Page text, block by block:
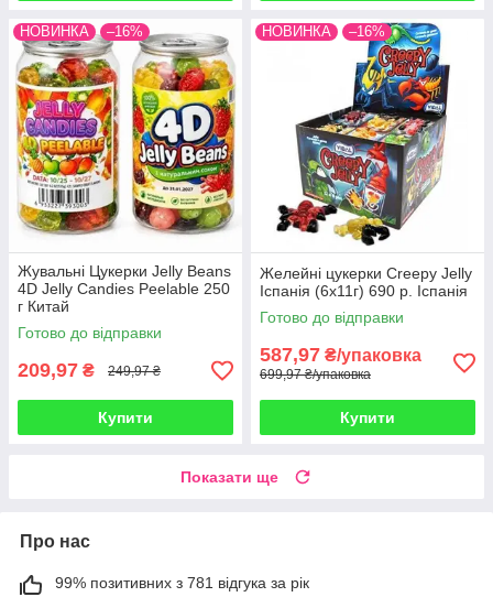
НОВИНКА –16%
Жувальні Цукерки Jelly Beans
4D Jelly Candies Peelable 250
г Китай
Готово до відправки
209,97 ₴ 249,97 ₴
Купити
НОВИНКА –16%
Желейні цукерки Creepy Jelly
Іспанія (6х11г) 690 р. Іспанія
Готово до відправки
587,97 ₴/упаковка
699,97 ₴/упаковка
Купити
Показати ще
Про нас
99% позитивних з 781 відгука за рік